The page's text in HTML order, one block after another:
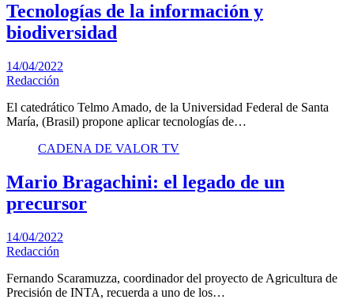
Tecnologías de la información y
biodiversidad
14/04/2022
Redacción
El catedrático Telmo Amado, de la Universidad Federal de Santa
María, (Brasil) propone aplicar tecnologías de…
CADENA DE VALOR TV
Mario Bragachini: el legado de un
precursor
14/04/2022
Redacción
Fernando Scaramuzza, coordinador del proyecto de Agricultura de
Precisión de INTA, recuerda a uno de los…